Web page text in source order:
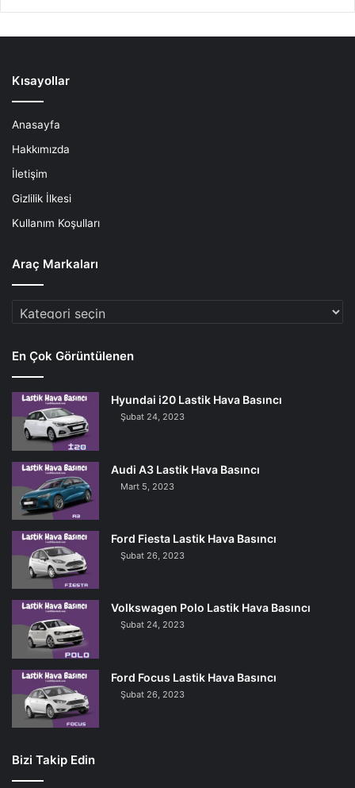
Kısayollar
Anasayfa
Hakkımızda
İletişim
Gizlilik İlkesi
Kullanım Koşulları
Araç Markaları
Araç
En Çok Görüntülenen
Hyundai i20 Lastik Hava Basıncı
Şubat 24, 2023
Audi A3 Lastik Hava Basıncı
Mart 5, 2023
Ford Fiesta Lastik Hava Basıncı
Şubat 26, 2023
Volkswagen Polo Lastik Hava Basıncı
Şubat 24, 2023
Ford Focus Lastik Hava Basıncı
Şubat 26, 2023
Bizi Takip Edin